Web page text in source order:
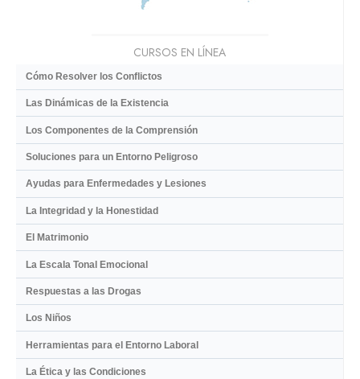
CURSOS EN LÍNEA
Cómo Resolver los Conflictos
Las Dinámicas de la Existencia
Los Componentes de la Comprensión
Soluciones para un Entorno Peligroso
Ayudas para Enfermedades y Lesiones
La Integridad y la Honestidad
El Matrimonio
La Escala Tonal Emocional
Respuestas a las Drogas
Los Niños
Herramientas para el Entorno Laboral
La Ética y las Condiciones